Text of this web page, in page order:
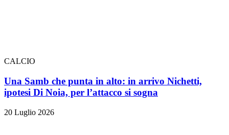
CALCIO
Una Samb che punta in alto: in arrivo Nichetti,
ipotesi Di Noia, per l’attacco si sogna
20 Luglio 2026